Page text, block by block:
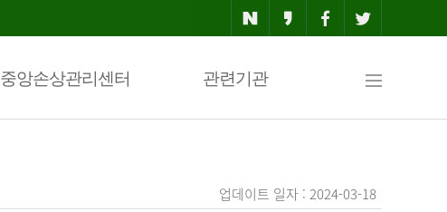
중앙손상관리센터 관련기관
업데이트 일자 : 2024-03-18